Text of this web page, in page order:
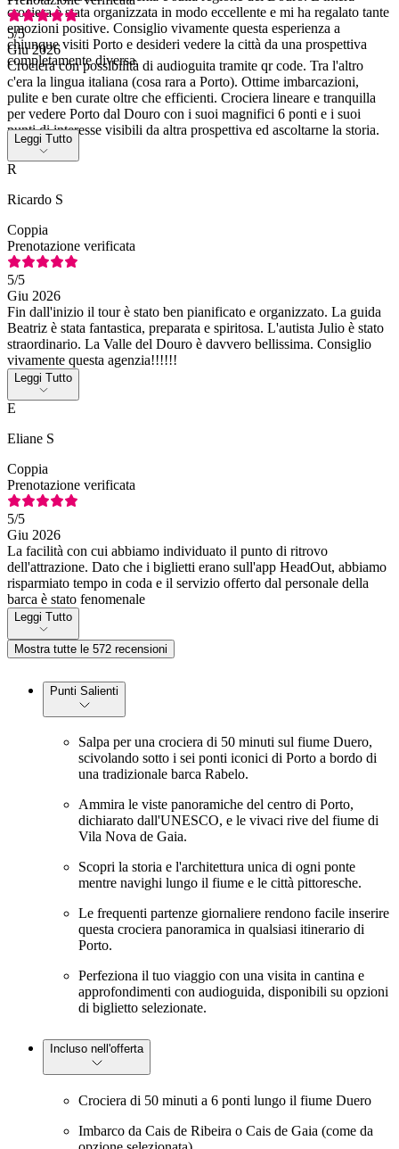
crociera è stata organizzata in modo eccellente e mi ha regalato tante
emozioni positive. Consiglio vivamente questa esperienza a
chiunque visiti Porto e desideri vedere la città da una prospettiva
completamente diversa.
5/5
Giu 2026
Crociera con possibilità di audioguita tramite qr code. Tra l'altro
c'era la lingua italiana (cosa rara a Porto). Ottime imbarcazioni,
pulite e ben curate oltre che efficienti. Crociera lineare e tranquilla
per vedere Porto dal Douro con i suoi magnifici 6 ponti e i suoi
punti di interesse visibili da altra prospettiva ed ascoltarne la storia.
10 e lode.
Leggi Tutto
R
Ricardo S
Coppia
Prenotazione verificata
5/5
Giu 2026
Fin dall'inizio il tour è stato ben pianificato e organizzato. La guida
Beatriz è stata fantastica, preparata e spiritosa. L'autista Julio è stato
straordinario. La Valle del Douro è davvero bellissima. Consiglio
vivamente questa agenzia!!!!!!
Leggi Tutto
E
Eliane S
Coppia
Prenotazione verificata
5/5
Giu 2026
La facilità con cui abbiamo individuato il punto di ritrovo
dell'attrazione. Dato che i biglietti erano sull'app HeadOut, abbiamo
risparmiato tempo in coda e il servizio offerto dal personale della
barca è stato fenomenale
Leggi Tutto
Mostra tutte le 572 recensioni
Punti Salienti
Salpa per una crociera di 50 minuti sul fiume Duero,
scivolando sotto i sei ponti iconici di Porto a bordo di
una tradizionale barca Rabelo.
Ammira le viste panoramiche del centro di Porto,
dichiarato dall'UNESCO, e le vivaci rive del fiume di
Vila Nova de Gaia.
Scopri la storia e l'architettura unica di ogni ponte
mentre navighi lungo il fiume e le città pittoresche.
Le frequenti partenze giornaliere rendono facile inserire
questa crociera panoramica in qualsiasi itinerario di
Porto.
Perfeziona il tuo viaggio con una visita in cantina e
approfondimenti con audioguida, disponibili su opzioni
di biglietto selezionate.
Incluso nell'offerta
Crociera di 50 minuti a 6 ponti lungo il fiume Duero
Imbarco da Cais de Ribeira o Cais de Gaia (come da